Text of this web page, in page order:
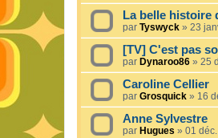
La belle histoire
par Tyswyck » 23
[TV] C'est pas
par Dynaroo86 » 25
Caroline Cellier
par Grosquick » 16
Anne Sylvestre
par Hugues » 01